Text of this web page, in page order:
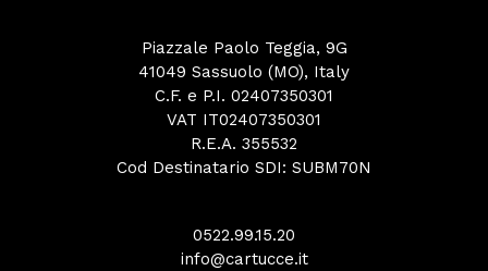
Piazzale Paolo Teggia, 9G
41049 Sassuolo (MO), Italy
C.F. e P.I. 02407350301
VAT IT02407350301
R.E.A. 355532
Cod Destinatario SDI: SUBM70N
0522.99.15.20
info@cartucce.it